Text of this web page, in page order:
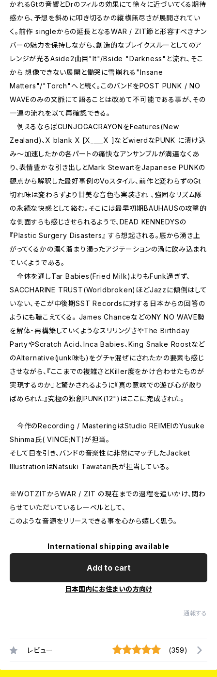
かれるGtの音響とDrのフィルの効果にて徐々に近づいてくる期待
感から、予想を斜めに叩き切るかの縦横無尽さが展開されてい
く。前作 singleからの延長となるWAR / ZIT節と形容すべきナン
バーの魅力を保持しながら、創造的なブレイクスルーとしてのア
レンジが光るAside2曲目"It"/Bside "Darkness"と流れ、そこ
から 想像できない展開と慟哭に雪崩れる"Insane
Matters"/"Torch"へと続く。このバンドをPOST PUNK / NO
WAVEのみの文脈にて語ることは改めて不可能である事が、その
一連の流れを以て再確認できる。
例えるならばGUNJOGACRAYONをFeatures(New
Zealand)、X blank X [X____X ]などwierdなPUNK に漬け込
み～加速したかの各パートの痛快なアンサンブルが満遍なくあ
り、表情豊かな引き出しとMark StewartをJapanese PUNKの
観点から解釈した最好事例のVoスタイル、前作と変わらずのGt
切れ味は変わらずより甘美な音色も実装され 、強固なリズム隊
の永続な快感として絡む。そこには最早初期BAUHAUSの攻撃的
な側面すらも感じさせられるようで、DEAD KENNEDYSの
『Plastic Surgery Disasters』 すら想起される。底から湧き上
がってくるかの濃く溜まり濁ったアジテーションの渦に飲み込まれ
ていくようである。
全体を通しTar Babies(Fried Milk)よりもFunk過ぎず、
SACCHARINE TRUST(Worldbroken)ほどJazzに傾倒はして
いない、そこが中後期SST Recordsに対する日本からの回答の
ようにも聴こえてくる。 James ChanceなどのNY NO WAVE勢
を解体・再構築していくようなスリリングさやThe Birthday
PartyやScratch Acid、Inca Babies、King Snake Roostなど
のAlternative(junk味も)をグチャ混ぜにされたかの要素も感じ
させながら、『ここまでの複雑さとKiller度をかけ合わせたものが
実現するのか』と驚かされるように『真の意味での遊び心が散り
ばめられた』究極の独創PUNK(12")はここに完成された。
今作のRecording / MasteringはStudio REIMEIのYusuke
Shinma氏( VINCE;NT)が担当。
そして目を引き、バンドの音楽性に非常にマッチしたJacket
IllustrationはNatsuki Tawatari氏が担当している。
※WOTZITからWAR / ZIT の現在までの過程を追いかけ、関わ
らせていただいているレーベルとして、
このような音源をリリースできる事を心から嬉しく思う。
International shipping available
Add to cart
日本国内にお住まいの方向け
通報する
レビュー (359)